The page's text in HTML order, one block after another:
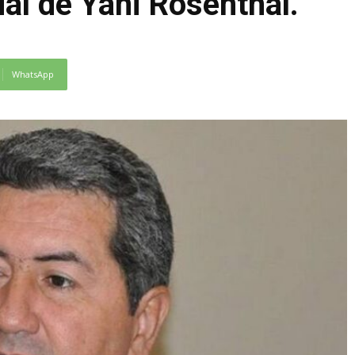
WhatsApp